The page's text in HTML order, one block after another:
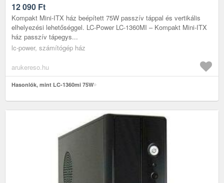
12 090 Ft
Kompakt Mini-ITX ház beépített 75W passzív táppal és vertikális
elhelyezési lehetőséggel. LC-Power LC-1360MI – Kompakt Mini-ITX
ház passzív tápegys...
lc-power, számítógép ház
arukereso.hu
Hasonlók, mint LC-1360mi 75W